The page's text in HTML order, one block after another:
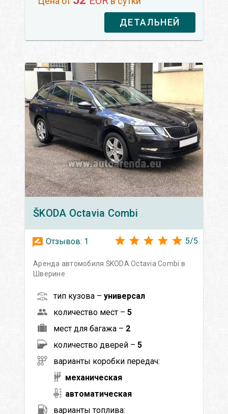
ДЕТАЛЬНЕЙ
ŠKODA Octavia Сombi
Отзывов: 1 5/5
Аренда автомобиля ŠKODA Octavia Сombi в
Шверине
тип кузова – универсал
количество мест – 5
мест для багажа – 2
количество дверей – 5
варианты коробки передач:
механическая
автоматическая
варианты топлива: